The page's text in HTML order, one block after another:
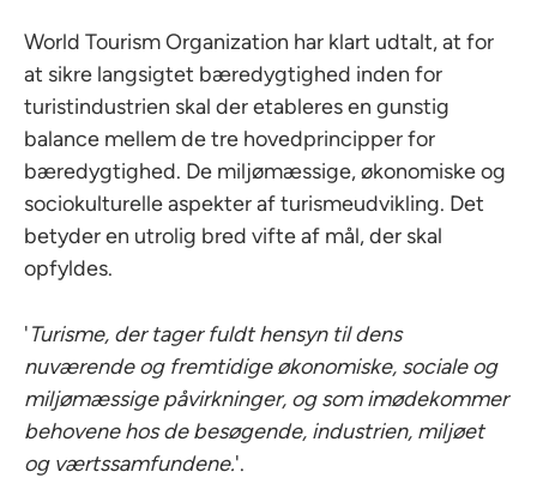
World Tourism Organization har klart udtalt, at for
at sikre langsigtet bæredygtighed inden for
turistindustrien skal der etableres en gunstig
balance mellem de tre hovedprincipper for
bæredygtighed. De miljømæssige, økonomiske og
sociokulturelle aspekter af turismeudvikling. Det
betyder en utrolig bred vifte af mål, der skal
opfyldes.
'Turisme, der tager fuldt hensyn til dens
nuværende og fremtidige økonomiske, sociale og
miljømæssige påvirkninger, og som imødekommer
behovene hos de besøgende, industrien, miljøet
og værtssamfundene.'.